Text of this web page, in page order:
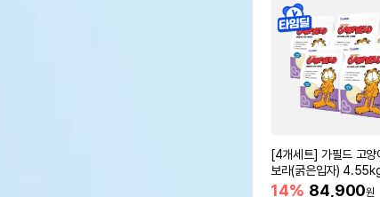
[4개세트] 가필드 고양
보라(굵은입자)
바모래
14% 84,900원